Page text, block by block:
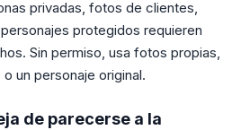
privadas, fotos de clientes,
protegidos requieren
Sin permiso, usa fotos propias,
un personaje original.
de parecerse a la